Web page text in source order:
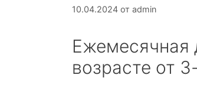
10.04.2024 от admin
Ежемесячная
возрасте от